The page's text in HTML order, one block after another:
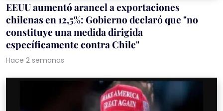
EEUU aumentó arancel a exportaciones
chilenas en 12,5%: Gobierno declaró que "no
constituye una medida dirigida
específicamente contra Chile"
Hace 2 semanas